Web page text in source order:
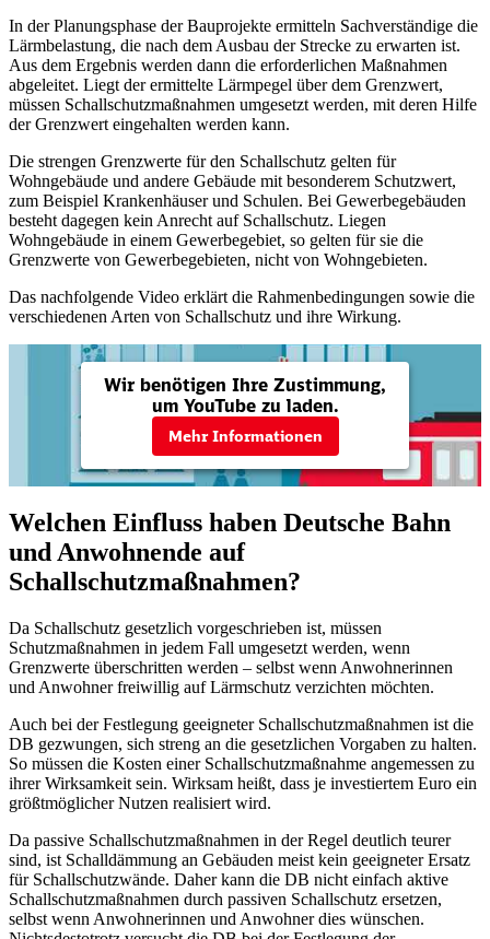
In der Planungsphase der Bauprojekte ermitteln Sachverständige die
Lärmbelastung, die nach dem Ausbau der Strecke zu erwarten ist.
Aus dem Ergebnis werden dann die erforderlichen Maßnahmen
abgeleitet. Liegt der ermittelte Lärmpegel über dem Grenzwert,
müssen Schallschutzmaßnahmen umgesetzt werden, mit deren Hilfe
der Grenzwert eingehalten werden kann.
Die strengen Grenzwerte für den Schallschutz gelten für
Wohngebäude und andere Gebäude mit besonderem Schutzwert,
zum Beispiel Krankenhäuser und Schulen. Bei Gewerbegebäuden
besteht dagegen kein Anrecht auf Schallschutz. Liegen
Wohngebäude in einem Gewerbegebiet, so gelten für sie die
Grenzwerte von Gewerbegebieten, nicht von Wohngebieten.
Das nachfolgende Video erklärt die Rahmenbedingungen sowie die
verschiedenen Arten von Schallschutz und ihre Wirkung.
Welchen Einfluss haben Deutsche Bahn
und Anwohnende auf
Schallschutzmaßnahmen?
Da Schallschutz gesetzlich vorgeschrieben ist, müssen
Schutzmaßnahmen in jedem Fall umgesetzt werden, wenn
Grenzwerte überschritten werden – selbst wenn Anwohnerinnen
und Anwohner freiwillig auf Lärmschutz verzichten möchten.
Auch bei der Festlegung geeigneter Schallschutzmaßnahmen ist die
DB gezwungen, sich streng an die gesetzlichen Vorgaben zu halten.
So müssen die Kosten einer Schallschutzmaßnahme angemessen zu
ihrer Wirksamkeit sein. Wirksam heißt, dass je investiertem Euro ein
größtmöglicher Nutzen realisiert wird.
Da passive Schallschutzmaßnahmen in der Regel deutlich teurer
sind, ist Schalldämmung an Gebäuden meist kein geeigneter Ersatz
für Schallschutzwände. Daher kann die DB nicht einfach aktive
Schallschutzmaßnahmen durch passiven Schallschutz ersetzen,
selbst wenn Anwohnerinnen und Anwohner dies wünschen.